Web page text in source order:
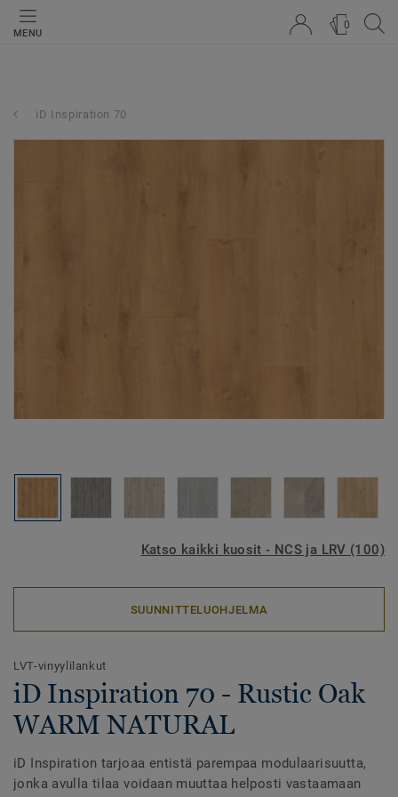
MENU
0
iD Inspiration 70
Katso kaikki kuosit - NCS ja LRV (100)
SUUNNITTELUOHJELMA
LVT-vinyylilankut
iD Inspiration 70 - Rustic Oak
WARM NATURAL
iD Inspiration tarjoaa entistä parempaa modulaarisuutta,
jonka avulla tilaa voidaan muuttaa helposti vastaamaan